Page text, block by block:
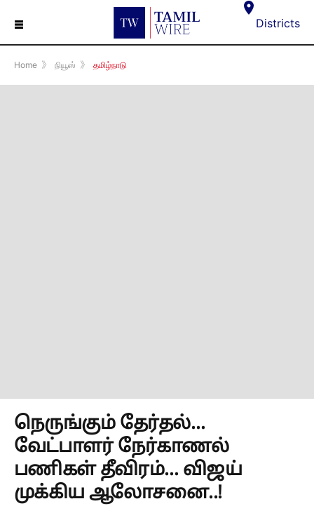
☰ Districts
Home 》 நியூஸ் 》 தமிழ்நாடு
நெருங்கும் தேர்தல்…
வேட்பாளர் நேர்காணல்
பணிகள் தீவிரம்… விஜய்
முக்கிய ஆலோசனை..!